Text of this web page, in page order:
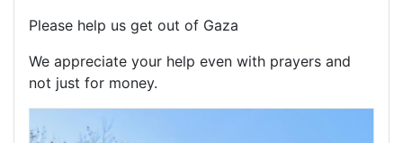
Please help us get out of Gaza
We appreciate your help even with prayers and
not just for money.